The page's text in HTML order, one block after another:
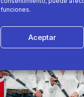
funciones.
Aceptar